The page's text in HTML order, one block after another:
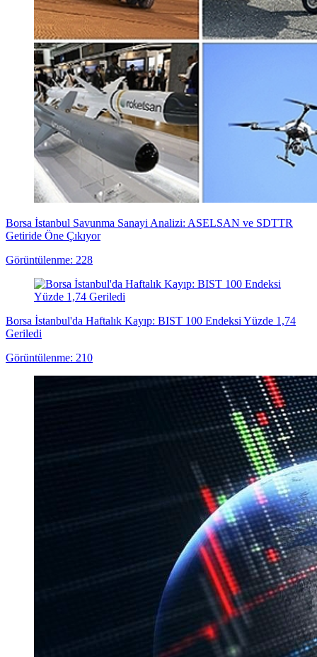
Borsa İstanbul Savunma Sanayi Analizi: ASELSAN ve SDTTR
Getiride Öne Çıkıyor
Görüntülenme: 228
Borsa İstanbul'da Haftalık Kayıp: BIST 100 Endeksi Yüzde 1,74
Geriledi
Görüntülenme: 210